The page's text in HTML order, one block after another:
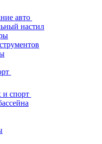
авто
настил
спорт